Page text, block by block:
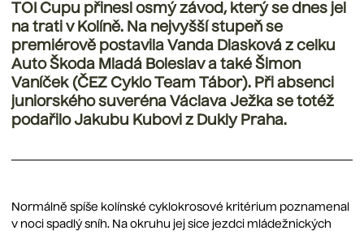
TOI Cupu přinesl osmý závod, který se dnes jel
na trati v Kolíně. Na nejvyšší stupeň se
premiérově postavila Vanda Dlasková z celku
Auto Škoda Mladá Boleslav a také Šimon
Vaníček (ČEZ Cyklo Team Tábor). Při absenci
juniorského suveréna Václava Ježka se totéž
podařilo Jakubu Kubovi z Dukly Praha.
Normálně spíše kolínské cyklokrosové kritérium poznamenal
v noci spadlý sníh. Na okruhu jej sice jezdci mládežnických